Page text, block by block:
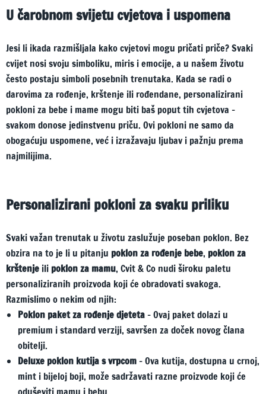
U čarobnom svijetu cvjetova i uspomena
Jesi li ikada razmišljala kako cvjetovi mogu pričati priče? Svaki
cvijet nosi svoju simboliku, miris i emocije, a u našem životu
često postaju simboli posebnih trenutaka. Kada se radi o
darovima za rođenje, krštenje ili rođendane, personalizirani
pokloni za bebe i mame mogu biti baš poput tih cvjetova –
svakom donose jedinstvenu priču. Ovi pokloni ne samo da
obogaćuju uspomene, već i izražavaju ljubav i pažnju prema
najmilijima.
Personalizirani pokloni za svaku priliku
Svaki važan trenutak u životu zaslužuje poseban poklon. Bez
obzira na to je li u pitanju poklon za rođenje bebe, poklon za
krštenje ili poklon za mamu, Cvit & Co nudi široku paletu
personaliziranih proizvoda koji će obradovati svakoga.
Razmislimo o nekim od njih:
Poklon paket za rođenje djeteta– Ovaj paket dolazi u
premium i standard verziji, savršen za doček novog člana
obitelji.
Deluxe poklon kutija s vrpcom– Ova kutija, dostupna u crnoj,
mint i bijeloj boji, može sadržavati razne proizvode koji će